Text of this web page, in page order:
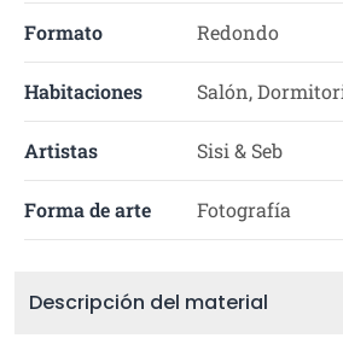
Formato Redondo
Habitaciones Salón,
Artistas Sisi & Seb
Forma de arte Fotografía
Descripción del material